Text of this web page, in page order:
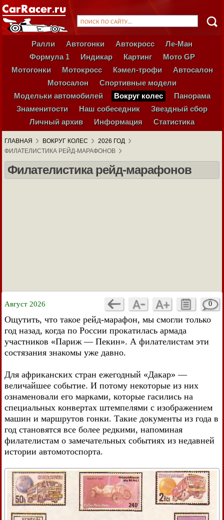
Ралли Автогонки Автокросс
Ле-Ман
Формула 1
Индикар Картинг
Мото GP
Мотогонки
Мотокросс Кэмел-трофи
Автосалон
Мотосалон
Спортивные модели
Модельки автомобилей
Вокруг колес
Панорама
Знаменитости
Наш собеседник
Звездный сбор
Личный архив
Информация Статистика
ГЛАВНАЯ ВОКРУГ КОЛЕС
2026 ГОД
ФИЛАТЕЛИСТИКА РЕЙД-МАРАФОНОВ
Филателистика рейд-марафонов
Август 2026 0
Ощутить, что такое рейд-марафон, мы смогли только
год назад, когда по России прокатилась армада
участников «Париж — Пекин». А филателистам эти
состязания знакомы уже давно.
Для африканских стран ежегодный «Дакар» —
величайшее событие. И потому некоторые из них
ознаменовали его марками, которые гасились на
специальных конвертах штемпелями с изображением
машин и маршрутов гонки. Такие документы из года в
год становятся все более редкими, напоминая
филателистам о замечательных событиях из недавней
истории автомотоспорта.